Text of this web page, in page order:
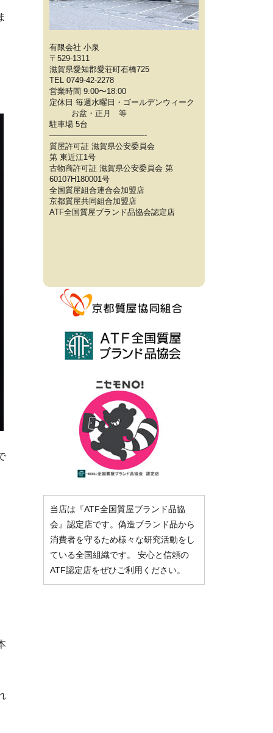
有限会社 小泉
〒529-1311
滋賀県愛知郡愛荘町石橋725
TEL 0749-42-2278
営業時間 9:00〜18:00
定休日 毎週水曜日・ゴールデンウィーク
お盆・正月 等
駐車場 5台
————————————-
質屋許可証 滋賀県公安委員会
第 東近江1号
古物商許可証 滋賀県公安委員会 第
60107H180001号
全国質屋組合連合会加盟店
京都質屋共同組合加盟店
ATF全国質屋ブランド品協会認定店
当店は『ATF全国質屋ブランド品協
会』認定店です。偽造ブランド品から
消費者を守るため様々な研究活動をし
ている全国組織です。 安心と信頼の
ATF認定店をぜひご利用ください。